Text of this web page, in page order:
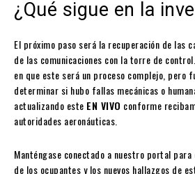
¿Qué sigue en la
El próximo paso será la recuperación de las
de las comunicaciones con la torre de
en que este será un proceso complejo, pero
determinar si hubo fallas mecánicas o
actualizando este EN VIVO conforme
autoridades aeronáuticas.
Manténgase conectado a nuestro portal
de los ocupantes y los nuevos hallazgos de